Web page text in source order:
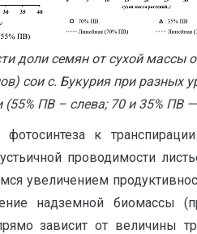
доли семян от сухой массы
сои с. Букурия при разных
(55% ПВ – слева; 70 и 35% ПВ
к
проводимости
увеличением
надземной биомассы
зависит от величины